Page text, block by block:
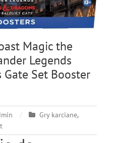
Magic the
Legends
Set Booster
Gry karciane,